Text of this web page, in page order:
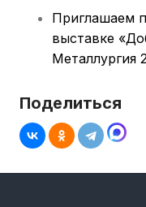
Приглашаем
выставке
Металлургия
Поделиться